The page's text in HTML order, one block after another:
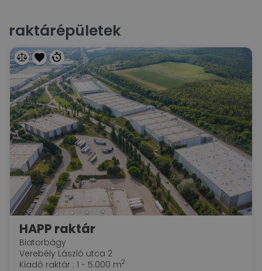
raktárépületek
HAPP raktár
Biatorbágy
Verebély László utca 2
Kiadó raktár : 1 - 5.000 m2